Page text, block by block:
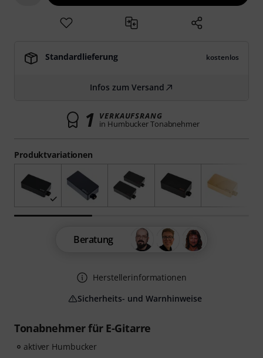
Tonabnehmer für E-Gitarre
aktiver Humbucker
Produktvariationen
Standardlieferung kostenlos
Infos zum Versand
1 VERKAUFSRANG
in Humbucker Tonabnehmer
Beratung
Herstellerinformationen
Sicherheits- und Warnhinweise